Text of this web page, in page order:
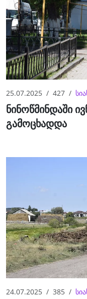
25.07.2025 427
ნინოწმინდაში
გამოცხადდა
24.07.2025 385